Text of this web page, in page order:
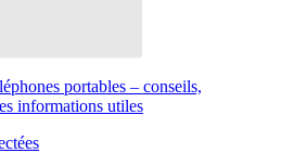
portables – conseils,
informations utiles